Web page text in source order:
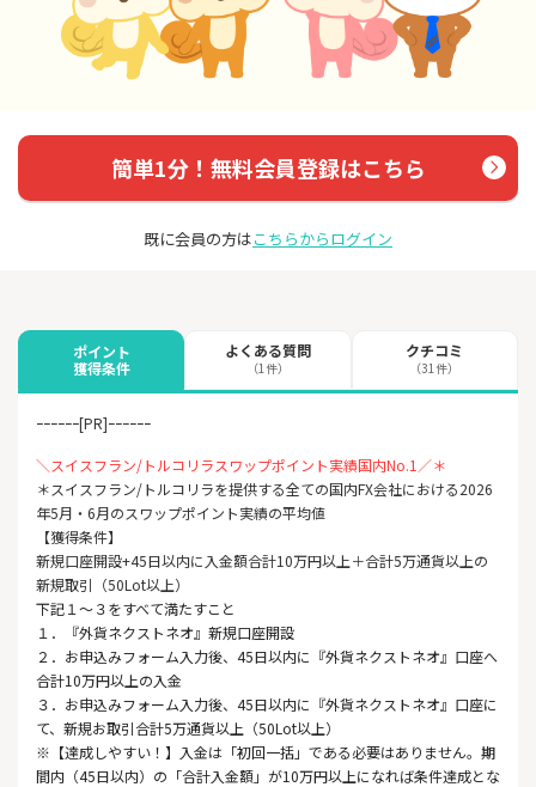
簡単1分！無料会員登録はこちら
既に会員の方はこちらからログイン
ポイント
獲得条件
よくある質問
（1件）
クチコミ
（31件）
ｰｰｰｰｰｰ[PR]ｰｰｰｰｰｰ
＼スイスフラン/トルコリラスワップポイント実績国内No.1／＊
＊スイスフラン/トルコリラを提供する全ての国内FX会社における2026
年5月・6月のスワップポイント実績の平均値
【獲得条件】
新規口座開設+45日以内に入金額合計10万円以上＋合計5万通貨以上の
新規取引（50Lot以上）
下記１～３をすべて満たすこと
１．『外貨ネクストネオ』新規口座開設
２．お申込みフォーム入力後、45日以内に『外貨ネクストネオ』口座へ
合計10万円以上の入金
３．お申込みフォーム入力後、45日以内に『外貨ネクストネオ』口座に
て、新規お取引合計5万通貨以上（50Lot以上）
※【達成しやすい！】入金は「初回一括」である必要はありません。期
間内（45日以内）の「合計入金額」が10万円以上になれば条件達成とな